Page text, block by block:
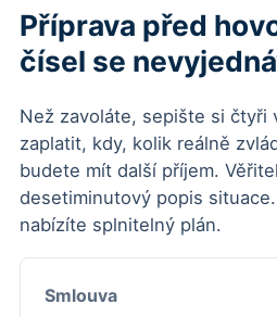
Příprava před
čísel se
Než zavoláte, sepište si čtyři
zaplatit, kdy, kolik reálně
budete mít další příjem.
desetiminutový popis
nabízíte splnitelný plán.
Smlouva